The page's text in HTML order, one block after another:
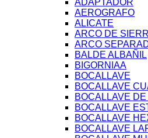
ADAPTADOR
AEROGRAFO
ALICATE
ARCO DE
ARCO
BALDE ALBAÑIL
BIGORNIAA
BOCALLAVE
BOCALLAVE
BOCALLAVE
BOCALLAVE
BOCALLAVE
BOCALLAVE